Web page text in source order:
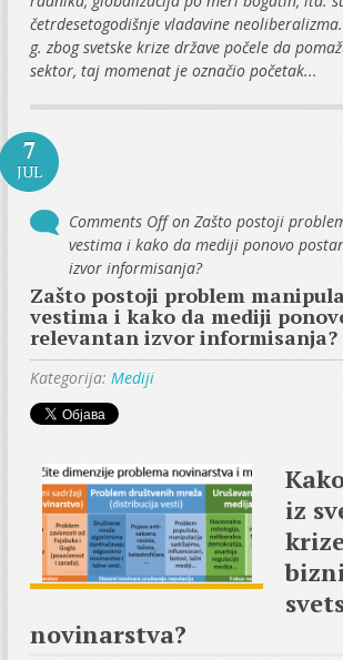
četrdesetogodišnje vladavine
g. zbog svetske krize države počele da
sektor, taj momenat je označio početak...
7
JUL
Comments Offon Zašto postoji
vestima i kako da mediji ponovo
izvor informisanja?
Zašto postoji problem
vestima i kako da mediji
relevantan izvor informisanja?
Kategorija:Mediji
iz
novinarstva?